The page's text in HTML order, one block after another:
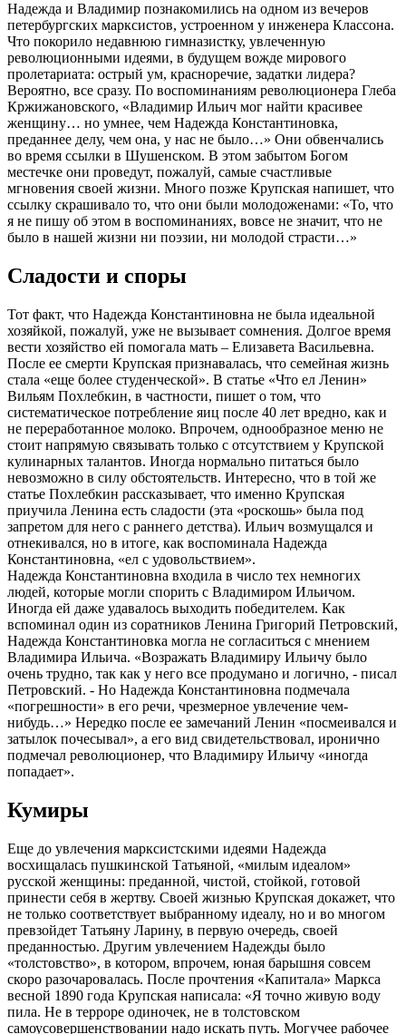
Надежда и Владимир познакомились на одном из вечеров
петербургских марксистов, устроенном у инженера Классона.
Что покорило недавнюю гимназистку, увлеченную
революционными идеями, в будущем вожде мирового
пролетариата: острый ум, красноречие, задатки лидера?
Вероятно, все сразу. По воспоминаниям революционера Глеба
Кржижановского, «Владимир Ильич мог найти красивее
женщину… но умнее, чем Надежда Константиновка,
преданнее делу, чем она, у нас не было…» Они обвенчались
во время ссылки в Шушенском. В этом забытом Богом
местечке они проведут, пожалуй, самые счастливые
мгновения своей жизни. Много позже Крупская напишет, что
ссылку скрашивало то, что они были молодоженами: «То, что
я не пишу об этом в воспоминаниях, вовсе не значит, что не
было в нашей жизни ни поэзии, ни молодой страсти…»
Сладости и споры
Тот факт, что Надежда Константиновна не была идеальной
хозяйкой, пожалуй, уже не вызывает сомнения. Долгое время
вести хозяйство ей помогала мать – Елизавета Васильевна.
После ее смерти Крупская признавалась, что семейная жизнь
стала «еще более студенческой». В статье «Что ел Ленин»
Вильям Похлебкин, в частности, пишет о том, что
систематическое потребление яиц после 40 лет вредно, как и
не переработанное молоко. Впрочем, однообразное меню не
стоит напрямую связывать только с отсутствием у Крупской
кулинарных талантов. Иногда нормально питаться было
невозможно в силу обстоятельств. Интересно, что в той же
статье Похлебкин рассказывает, что именно Крупская
приучила Ленина есть сладости (эта «роскошь» была под
запретом для него с раннего детства). Ильич возмущался и
отнекивался, но в итоге, как воспоминала Надежда
Константиновна, «ел с удовольствием».
Надежда Константиновна входила в число тех немногих
людей, которые могли спорить с Владимиром Ильичом.
Иногда ей даже удавалось выходить победителем. Как
вспоминал один из соратников Ленина Григорий Петровский,
Надежда Константиновка могла не согласиться с мнением
Владимира Ильича. «Возражать Владимиру Ильичу было
очень трудно, так как у него все продумано и логично, - писал
Петровский. - Но Надежда Константиновна подмечала
«погрешности» в его речи, чрезмерное увлечение чем-
нибудь…» Нередко после ее замечаний Ленин «посмеивался и
затылок почесывал», а его вид свидетельствовал, иронично
подмечал революционер, что Владимиру Ильичу «иногда
попадает».
Кумиры
Еще до увлечения марксистскими идеями Надежда
восхищалась пушкинской Татьяной, «милым идеалом»
русской женщины: преданной, чистой, стойкой, готовой
принести себя в жертву. Своей жизнью Крупская докажет, что
не только соответствует выбранному идеалу, но и во многом
превзойдет Татьяну Ларину, в первую очередь, своей
преданностью. Другим увлечением Надежды было
«толстовство», в котором, впрочем, юная барышня совсем
скоро разочаровалась. После прочтения «Капитала» Маркса
весной 1890 года Крупская написала: «Я точно живую воду
пила. Не в терроре одиночек, не в толстовском
самоусовершенствовании надо искать путь. Могучее рабочее